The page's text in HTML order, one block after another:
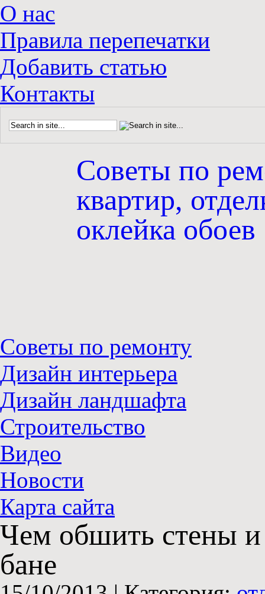
О нас
Правила перепечатки
Добавить статью
Контакты
Советы по
квартир,
оклейка обоев
Советы по ремонту
Дизайн интерьера
Дизайн ландшафта
Строительство
Видео
Новости
Карта сайта
Чем обшить стены и
бане